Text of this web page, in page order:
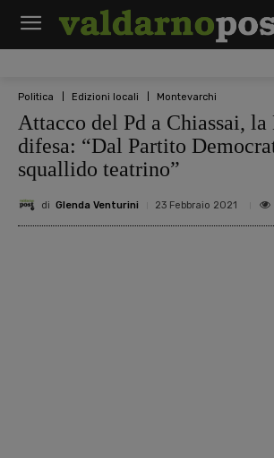
Politica Edizioni locali Montevarchi
Attacco del Pd a Chiassai, la
difesa: “Dal Partito
squallido teatrino”
di Glenda Venturini 23 Febbraio 2021